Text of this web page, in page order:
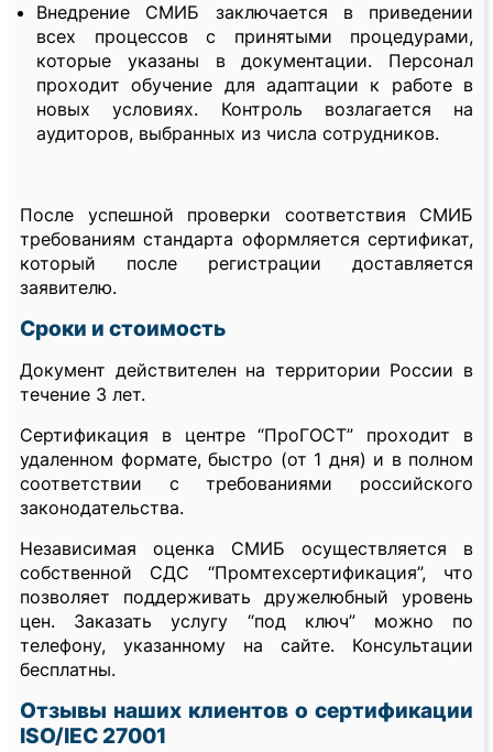
Внедрение СМИБ заключается в приведении
всех процессов с принятыми процедурами,
которые указаны в документации. Персонал
проходит обучение для адаптации к работе в
новых условиях. Контроль возлагается на
аудиторов, выбранных из числа сотрудников.
После успешной проверки соответствия СМИБ
требованиям стандарта оформляется сертификат,
который после регистрации доставляется
заявителю.
Сроки и стоимость
Документ действителен на территории России в
течение 3 лет.
Сертификация в центре “ПроГОСТ” проходит в
удаленном формате, быстро (от 1 дня) и в полном
соответствии с требованиями российского
законодательства.
Независимая оценка СМИБ осуществляется в
собственной СДС “Промтехсертификация”, что
позволяет поддерживать дружелюбный уровень
цен. Заказать услугу “под ключ” можно по
телефону, указанному на сайте. Консультации
бесплатны.
Отзывы наших клиентов о сертификации
ISO/IEC 27001